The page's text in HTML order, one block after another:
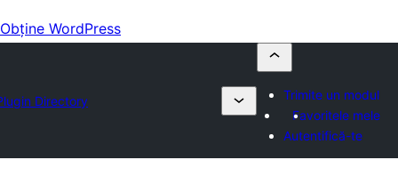
Obține WordPress
Directory
Trimite un modul
Favoritele mele
Autentifică-te